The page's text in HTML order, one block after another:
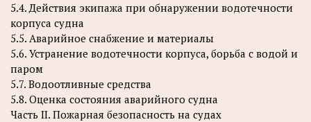
5.4. Действия экипажа при обнаружении водотечности
корпуса судна
5.5. Аварийное снабжение и материалы
5.6. Устранение водотечности корпуса, борьба с водой и
паром
5.7. Водоотливные средства
5.8. Оценка состояния аварийного судна
Часть II. Пожарная безопасность на судах